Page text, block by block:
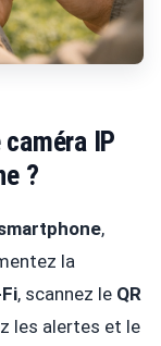
IP
?
,
la
, scannez le QR
les alertes et le